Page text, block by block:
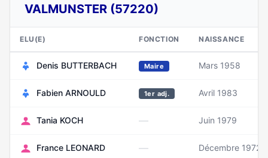
VALMUNSTER (57220)
ELU(E) FONCTION NAISSANCE
Denis BUTTERBACH Maire Mars 1958
Fabien ARNOULD 1er adj. Avril 1983
Tania KOCH — Juin 1979
France LEONARD — Décembre 1972